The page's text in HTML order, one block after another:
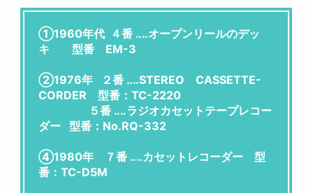
①1960年代 ４番 ‥‥オープンリールのデッ
キ 型番 EM-3
②1976年 ２番 ‥‥STEREO CASSETTE-
CORDER 型番：TC-2220
５番 ‥‥ラジオカセットテープレコー
ダー 型番：No.RQ-332
④1980年 ７番 ‥‥カセットレコーダー 型
番：TC-D5M